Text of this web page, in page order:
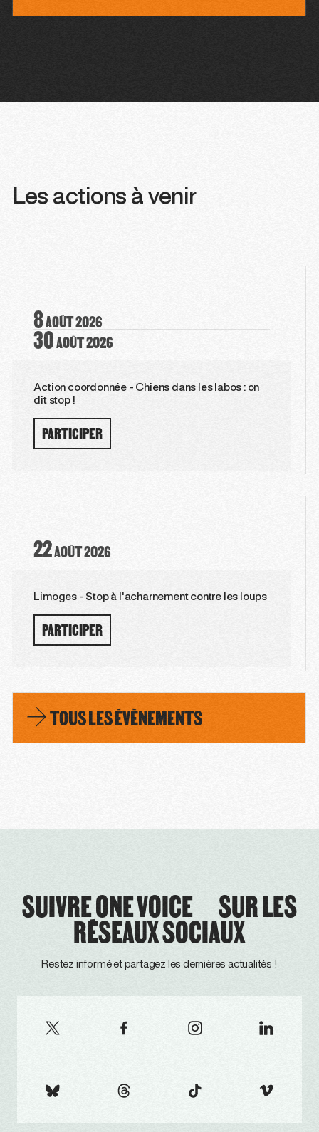
Les actions à venir
8AOÛT2026
30AOÛT2026
Action coordonnée - Chiens dans les labos : on
dit stop !
PARTICIPER
22AOÛT2026
Limoges - Stop à l'acharnement contre les loups
PARTICIPER
TOUS LES ÉVÈNEMENTS
SUIVRE ONE VOICE SUR LES
RÉSEAUX SOCIAUX
Restez informé et partagez les dernières actualités !